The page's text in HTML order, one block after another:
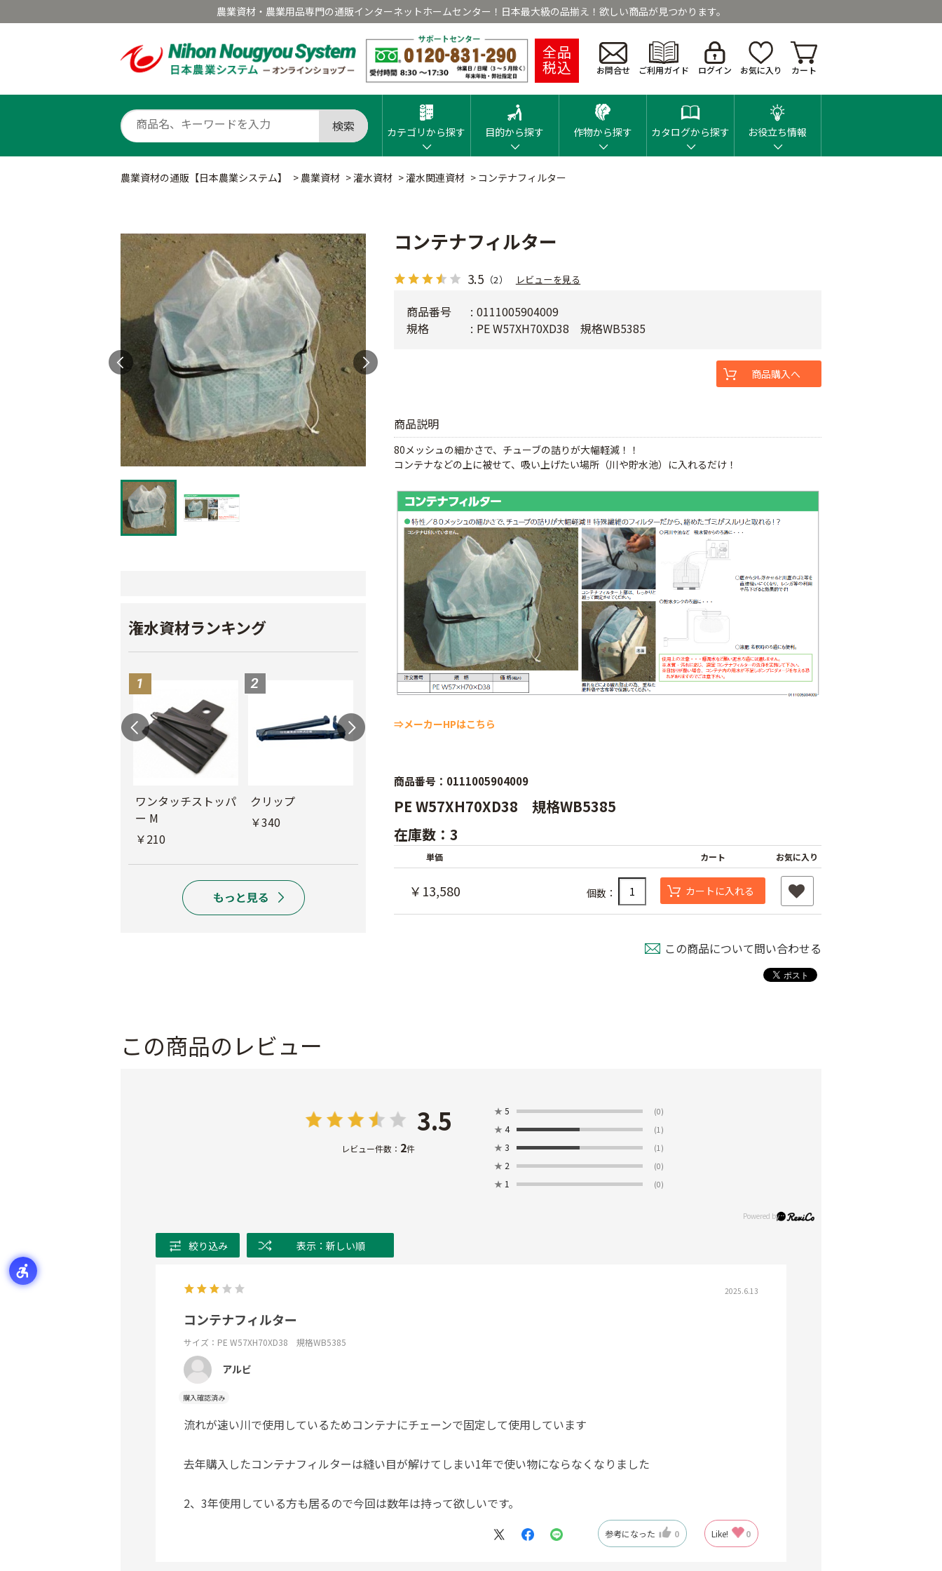
農業資材・農業用品専門の通販インターネットホームセンター！日本最大級の品揃え！欲しい商品が見つかります。
全品
税込 お問合せ ご利用ガイド ログイン お気に入り カート
検索 カテゴリから探す 目的から探す 作物から探す カタログから探す お役立ち情報
農業資材の通販【日本農業システム】 > 農業資材 >灌水資材 >灌水関連資材 > コンテナフィルター
潅水資材ランキング
ワンタッチストッパ
ー M
￥210
クリップ
￥340
ワンタッチニップル
20（スミサンス
スクリューニップル
ワンタッチニップル
25（スミチュー
コンテナフィルター
3.5 （2） レビューを見る
商品説明
80メッシュの細かさで、チューブの詰りが大幅軽減！！
コンテナなどの上に被せて、吸い上げたい場所（川や貯水池）に入れるだけ！
⇒メーカーHPはこちら
商品番号
0111005904009
規格
PE W57XH70XD38 規格WB5385
商品購入へ
商品番号：0111005904009
PE W57XH70XD38 規格WB5385
在庫数：3
単価 カート お気に入り
￥13,580 個数： カートに入れる
この商品について問い合わせる
この商品のレビュー
3.5
レビュー件数： 2件
★ 5 (0)
★ 4 (1)
★ 3 (1)
★ 2 (0)
★ 1 (0)
絞り込み 表示：新しい順
2025.6.13
コンテナフィルター
サイズ：PE W57XH70XD38 規格WB5385
アルビ
購入確認済み
流れが速い川で使用しているためコンテナにチェーンで固定して使用しています
去年購入したコンテナフィルターは縫い目が解けてしまい1年で使い物にならなくなりました
2、3年使用している方も居るので今回は数年は持って欲しいです。
参考になった 0 Like! 0